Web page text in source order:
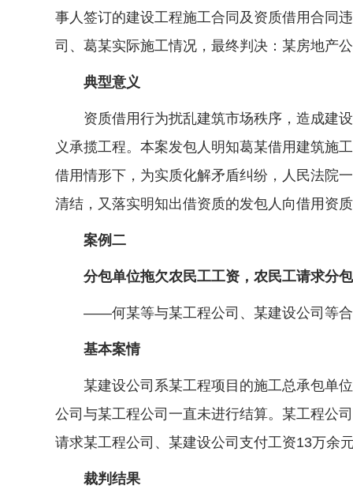
事人签订的建设工程施工合同及资质借用合同
司、葛某实际施工情况，最终判决：某房地产
典型意义
资质借用行为扰乱建筑市场秩序，造成建设
义承揽工程。本案发包人明知葛某借用建筑施
借用情形下，为实质化解矛盾纠纷，人民法院
清结，又落实明知出借资质的发包人向借用资
案例二
分包单位拖欠农民工工资，农民工请求分包
——何某等与某工程公司、某建设公司等合
基本案情
某建设公司系某工程项目的施工总承包单位
公司与某工程公司一直未进行结算。某工程公
请求某工程公司、某建设公司支付工资13万余
裁判结果